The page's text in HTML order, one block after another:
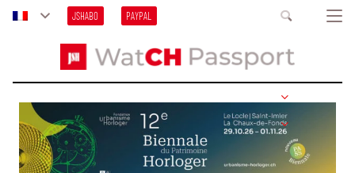
JSHABO PAYPAL